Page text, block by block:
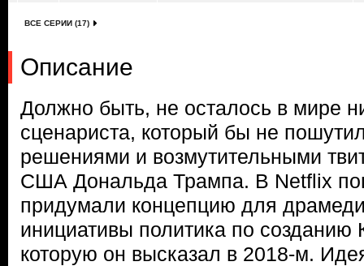
ВСЕ СЕРИИ (17)
Описание
Должно быть, не осталось в мире
сценариста, который бы не
решениями и возмутительными
США Дональда Трампа. В Netflix
придумали концепцию для
инициативы политика по созданию
которую он высказал в 2018-м.